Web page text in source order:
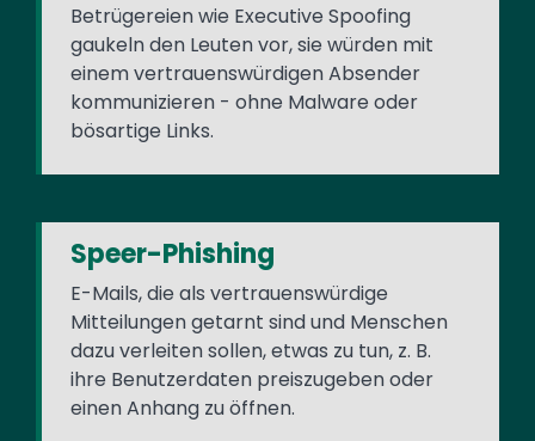
Betrügereien wie Executive Spoofing
gaukeln den Leuten vor, sie würden mit
einem vertrauenswürdigen Absender
kommunizieren - ohne Malware oder
bösartige Links.
Speer-Phishing
E-Mails, die als vertrauenswürdige
Mitteilungen getarnt sind und Menschen
dazu verleiten sollen, etwas zu tun, z. B.
ihre Benutzerdaten preiszugeben oder
einen Anhang zu öffnen.